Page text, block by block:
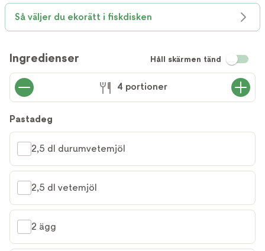
Så väljer du ekorätt i fiskdisken
Ingredienser Håll skärmen tänd
4 portioner
Pastadeg
2,5 dl durumvetemjöl
2,5 dl vetemjöl
2 ägg